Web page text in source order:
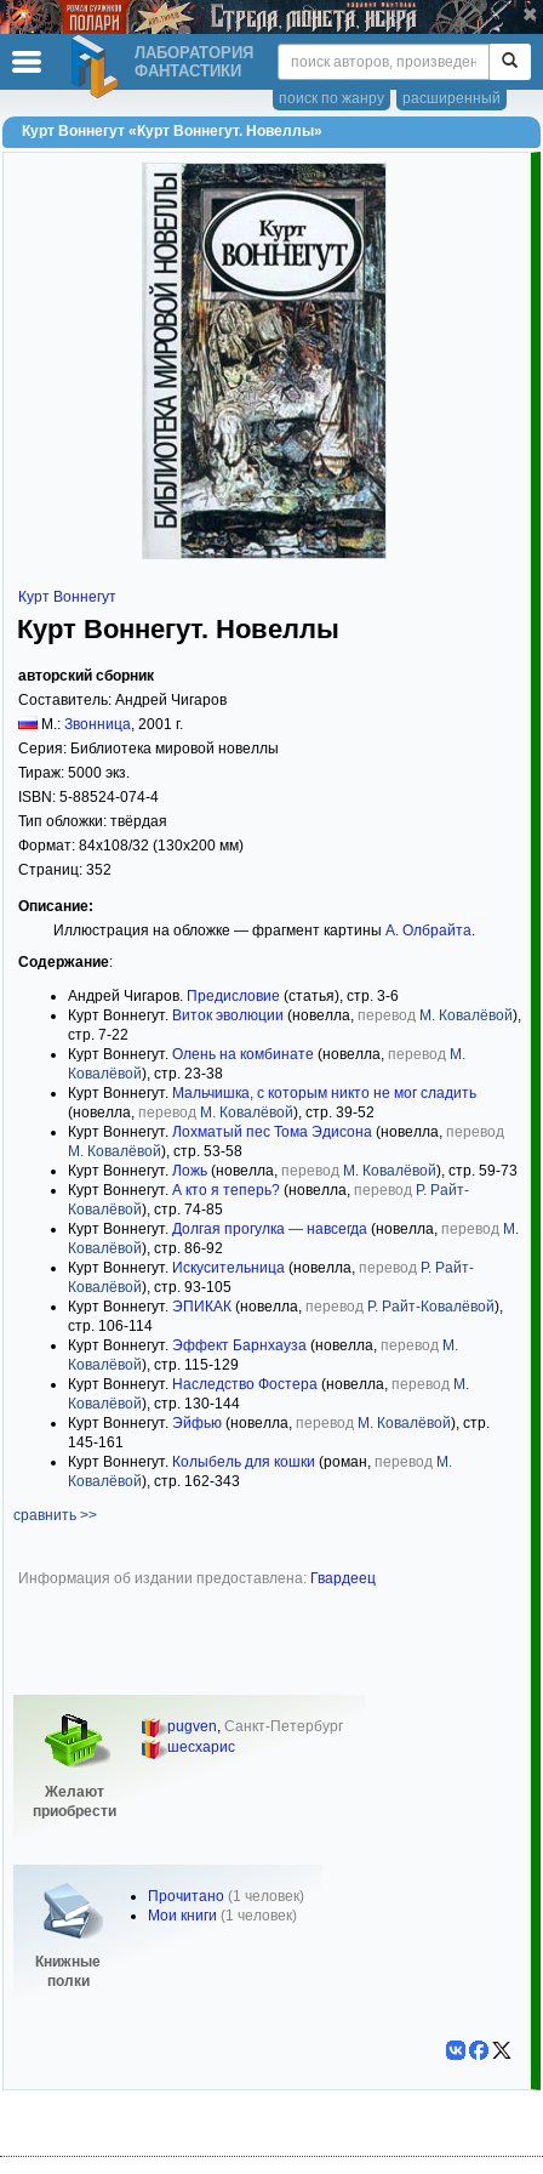
ЛАБОРАТОРИЯ
ФАНТАСТИКИ
расширенный
поиск по жанру
Курт Воннегут «Курт Воннегут. Новеллы»
Курт Воннегут
Курт Воннегут. Новеллы
авторский сборник
Составитель: Андрей Чигаров
М.: Звонница, 2001 г.
Серия: Библиотека мировой новеллы
Тираж: 5000 экз.
ISBN: 5-88524-074-4
Тип обложки: твёрдая
Формат: 84x108/32 (130x200 мм)
Страниц: 352
Описание:
Иллюстрация на обложке — фрагмент картины А. Олбрайта.
Содержание:
Андрей Чигаров. Предисловие (статья), стр. 3-6
Курт Воннегут. Виток эволюции (новелла, перевод М. Ковалёвой),
стр. 7-22
Курт Воннегут. Олень на комбинате (новелла, перевод М.
Ковалёвой), стр. 23-38
Курт Воннегут. Мальчишка, с которым никто не мог сладить
(новелла, перевод М. Ковалёвой), стр. 39-52
Курт Воннегут. Лохматый пес Тома Эдисона (новелла, перевод
М. Ковалёвой), стр. 53-58
Курт Воннегут. Ложь (новелла, перевод М. Ковалёвой), стр. 59-73
Курт Воннегут. А кто я теперь? (новелла, перевод Р. Райт-
Ковалёвой), стр. 74-85
Курт Воннегут. Долгая прогулка — навсегда (новелла, перевод М.
Ковалёвой), стр. 86-92
Курт Воннегут. Искусительница (новелла, перевод Р. Райт-
Ковалёвой), стр. 93-105
Курт Воннегут. ЭПИКАК (новелла, перевод Р. Райт-Ковалёвой),
стр. 106-114
Курт Воннегут. Эффект Барнхауза (новелла, перевод М.
Ковалёвой), стр. 115-129
Курт Воннегут. Наследство Фостера (новелла, перевод М.
Ковалёвой), стр. 130-144
Курт Воннегут. Эйфью (новелла, перевод М. Ковалёвой), стр.
145-161
Курт Воннегут. Колыбель для кошки (роман, перевод М.
Ковалёвой), стр. 162-343
сравнить >>
Информация об издании предоставлена: Гвардеец
Желают
приобрести
pugven, Санкт-Петербург
шесхарис
Книжные
полки
Прочитано (1 человек)
Мои книги (1 человек)